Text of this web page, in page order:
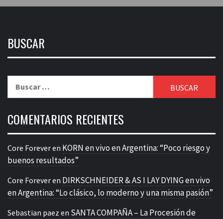
BUSCAR
COMENTARIOS RECIENTES
Core Foreveren KORN en vivo en Argentina: “Poco riesgo y
buenos resultados”
Core Foreveren DIRKSCHNEIDER & AS I LAY DYING en vivo
en Argentina: “Lo clásico, lo moderno y una misma pasión”
Sebastian paez en SANTA COMPAÑA – La Procesión de